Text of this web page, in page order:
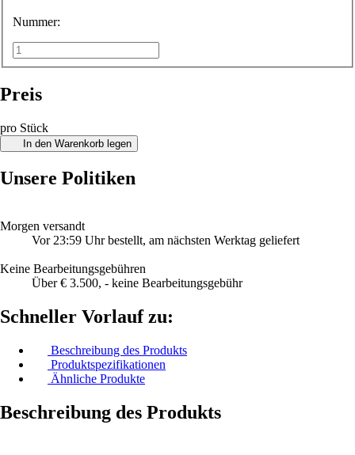
Nummer:
Preis
pro Stück
In den Warenkorb legen
Unsere Politiken
Morgen versandt
Vor 23:59 Uhr bestellt, am nächsten Werktag geliefert
Keine Bearbeitungsgebühren
Über € 3.500, - keine Bearbeitungsgebühr
Schneller Vorlauf zu:
Beschreibung des Produkts
Produktspezifikationen
Ähnliche Produkte
Beschreibung des Produkts